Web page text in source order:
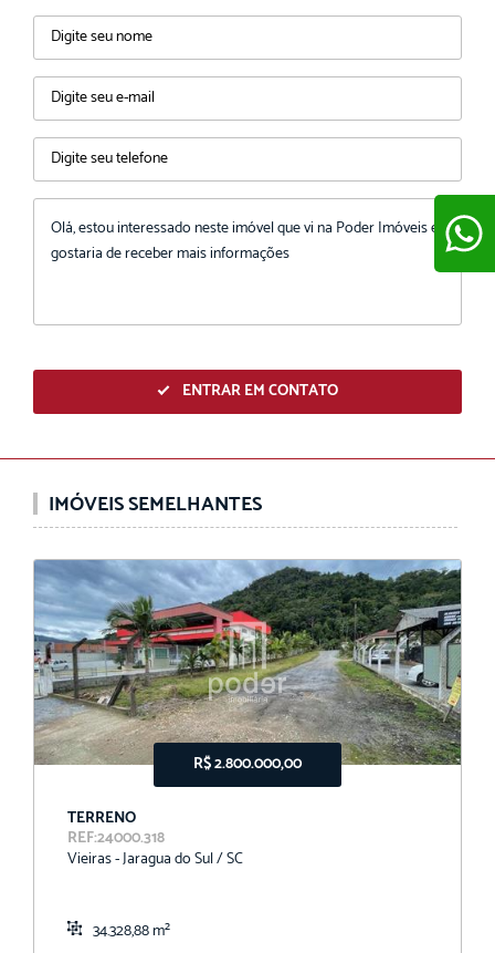
ENTRAR EM CONTATO
IMÓVEIS SEMELHANTES
R$ 2.800.000,00
TERRENO
REF:24000.318
Vieiras - Jaragua do Sul / SC
34.328,88 m²